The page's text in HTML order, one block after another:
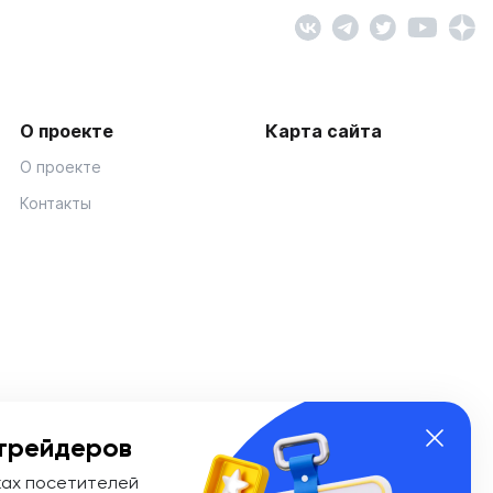
О проекте
О проекте
Контакты
Карта сайта
посетителей